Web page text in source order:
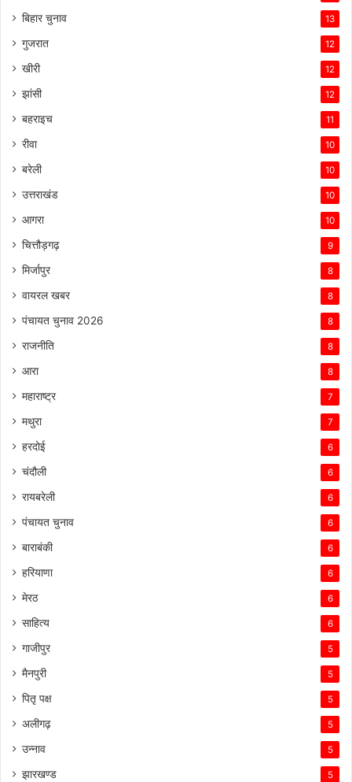
बिहार चुनाव 13
गुजरात 12
खीरी 12
झांसी 12
बहराइच 11
रीवा 10
बरेली 10
उत्तराखंड 10
आगरा 10
चित्तौड़गढ़ 9
मिर्जापुर 8
वायरल खबर 8
पंचायत चुनाव 2026 8
राजनीति 8
आरा 8
महाराष्ट्र 7
मथुरा 7
हरदोई 6
चंदौली 6
रायबरेली 6
पंचायत चुनाव 6
बाराबंकी 6
हरियाणा 6
मेरठ 6
साहित्य 6
गाजीपुर 5
मैनपुरी 5
पितृ पक्ष 5
अलीगढ़ 5
उन्नाव 5
झारखण्ड 5